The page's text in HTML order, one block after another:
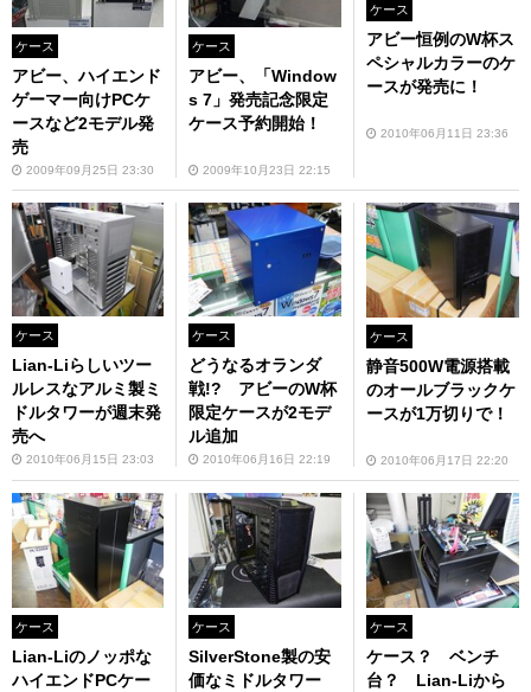
ケース
アビー、ハイエンド
ゲーマー向けPCケ
ースなど2モデル発
売
2009年09月25日 23:30
ケース
アビー、「Window
s 7」発売記念限定
ケース予約開始！
2009年10月23日 22:15
ケース
アビー恒例のW杯ス
ペシャルカラーのケ
ースが発売に！
2010年06月11日 23:36
ケース
Lian-Liらしいツー
ルレスなアルミ製ミ
ドルタワーが週末発
売へ
2010年06月15日 23:03
ケース
どうなるオランダ
戦!? アビーのW杯
限定ケースが2モデ
ル追加
2010年06月16日 22:19
ケース
静音500W電源搭載
のオールブラックケ
ースが1万切りで！
2010年06月17日 22:20
ケース
Lian-Liのノッポな
ハイエンドPCケー
ケース
SilverStone製の安
価なミドルタワー
ケース
ケース？ ベンチ
台？ Lian-Liから